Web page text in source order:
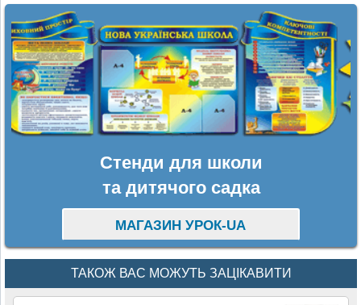
Стенди для школи
та дитячого садка
МАГАЗИН УРОК-UA
ТАКОЖ ВАС МОЖУТЬ ЗАЦІКАВИТИ